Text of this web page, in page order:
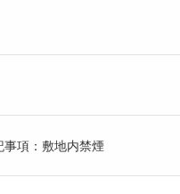
項：敷地内禁煙